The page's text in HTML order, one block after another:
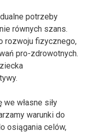
potrzeby
równych szans.
rozwoju fizycznego,
pro-zdrowotnych.
własne siły
warunki do
osiągania celów,